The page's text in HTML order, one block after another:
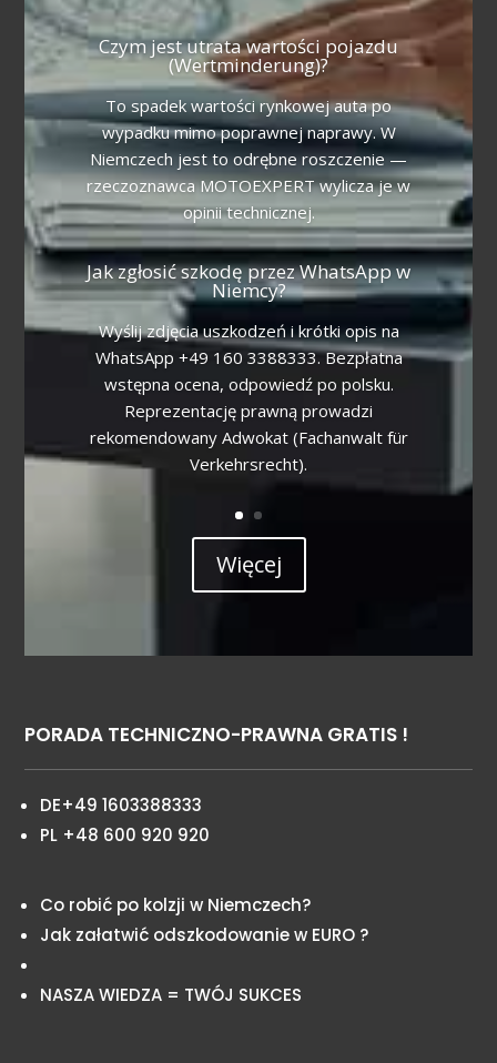
Czym jest utrata wartości pojazdu
(Wertminderung)?
To spadek wartości rynkowej auta po
wypadku mimo poprawnej naprawy. W
Niemczech jest to odrębne roszczenie —
rzeczoznawca MOTOEXPERT wylicza je w
opinii technicznej.
Jak zgłosić szkodę przez WhatsApp w
Niemcy?
Wyślij zdjęcia uszkodzeń i krótki opis na
WhatsApp +49 160 3388333. Bezpłatna
wstępna ocena, odpowiedź po polsku.
Reprezentację prawną prowadzi
rekomendowany Adwokat (Fachanwalt für
Verkehrsrecht).
Więcej
PORADA TECHNICZNO-PRAWNA GRATIS !
DE+49 1603388333
PL +48 600 920 920
Co robić po kolzji w Niemczech?
Jak załatwić odszkodowanie w EURO ?
NASZA WIEDZA = TWÓJ SUKCES